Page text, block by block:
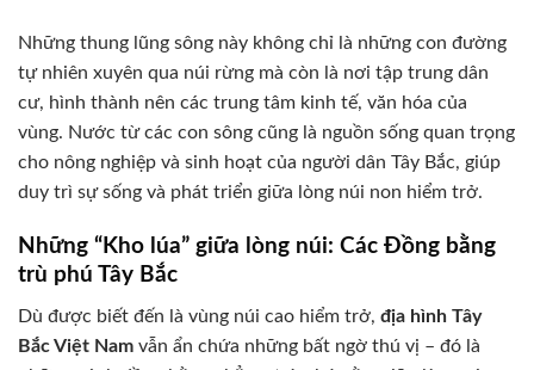
Những thung lũng sông này không chỉ là những con đường
tự nhiên xuyên qua núi rừng mà còn là nơi tập trung dân
cư, hình thành nên các trung tâm kinh tế, văn hóa của
vùng. Nước từ các con sông cũng là nguồn sống quan trọng
cho nông nghiệp và sinh hoạt của người dân Tây Bắc, giúp
duy trì sự sống và phát triển giữa lòng núi non hiểm trở.
Những “Kho lúa” giữa lòng núi: Các Đồng bằng
trù phú Tây Bắc
Dù được biết đến là vùng núi cao hiểm trở, địa hình Tây
Bắc Việt Nam vẫn ẩn chứa những bất ngờ thú vị – đó là